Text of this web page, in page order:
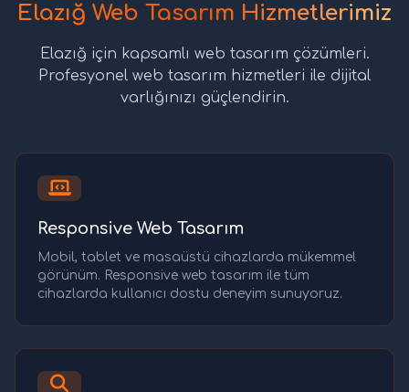
Elazığ Web Tasarım Hizmetlerimiz
Elazığ için kapsamlı web tasarım çözümleri.
Profesyonel web tasarım hizmetleri ile dijital
varlığınızı güçlendirin.
Responsive Web Tasarım
Mobil, tablet ve masaüstü cihazlarda mükemmel
görünüm. Responsive web tasarım ile tüm
cihazlarda kullanıcı dostu deneyim sunuyoruz.